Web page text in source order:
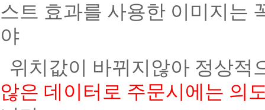
스트 효과를 사용한 이미지는
야
위치값이 바뀌지않아 정상적
않은 데이터로 주문시에는 의